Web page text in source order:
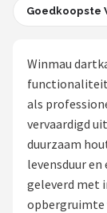
Spelregels
Uitgooilijst
Dartshop
POPULAIRE
Goedkoopste
Winmau
functionaliteit
als
vervaardigd
duurzaam
levensduur
geleverd met
opbergruimte